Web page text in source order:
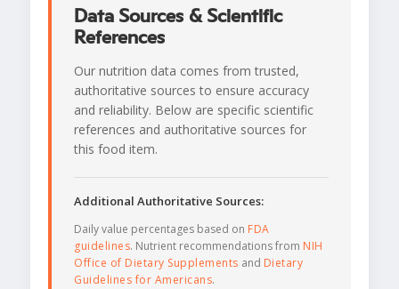
Data Sources & Scientific
References
Our nutrition data comes from trusted,
authoritative sources to ensure accuracy
and reliability. Below are specific scientific
references and authoritative sources for
this food item.
Additional Authoritative Sources:
Daily value percentages based on FDA
guidelines. Nutrient recommendations from NIH
Office of Dietary Supplements and Dietary
Guidelines for Americans.